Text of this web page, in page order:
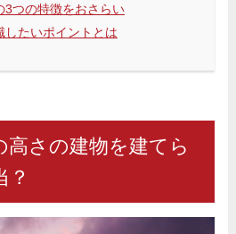
3つの特徴をおさらい
したいポイントとは
高さの建物を建てら
？